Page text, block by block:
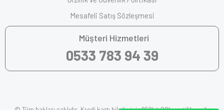
Mesafeli Satış Sözleşmesi
Müşteri Hizmetleri
0533 783 94 39